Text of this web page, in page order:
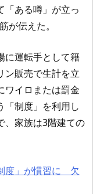
「ある噂」が立っ
が伝えた。
に運転手として籍
ン販売で生計を立
ワイロまたは罰金
「制度」を利用し
、家族は3階建ての
度」が慣習に 欠